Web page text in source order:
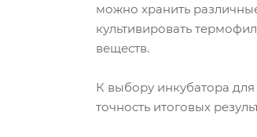
можно хранить
культивировать
веществ.
К выбору инкубатора
точность итоговых